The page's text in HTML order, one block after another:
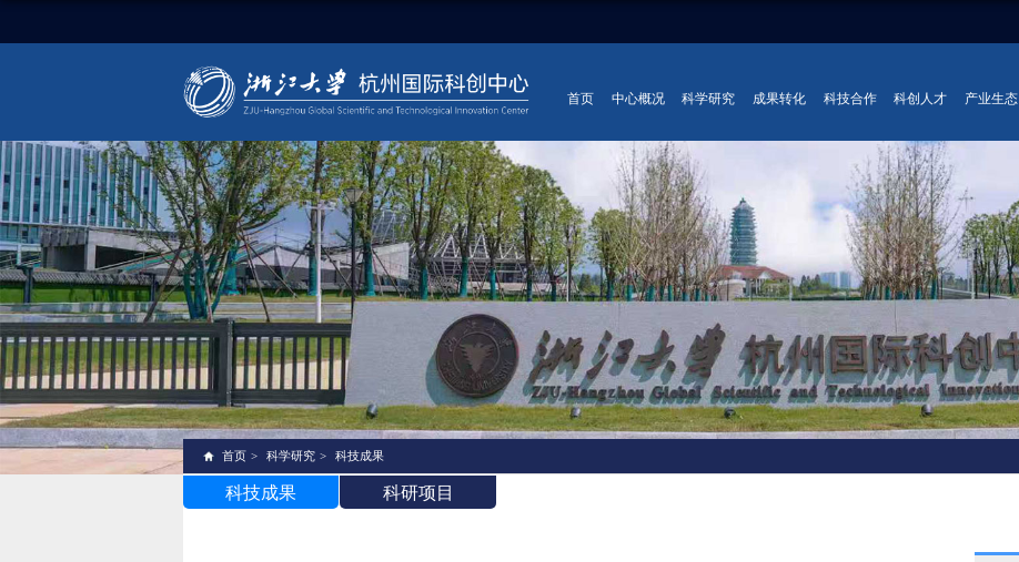
首页 中心概况 科学研究 成果转化 科技合作 科创人才 产业生态
首页 > 科学研究 > 科技成果
科技成果 科研项目